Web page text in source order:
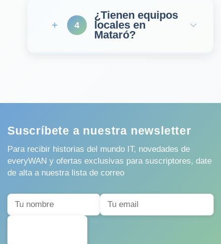
4
¿Tienen equipos
locales en
Mataró?
Suscríbete a nuestra newsletter
Para recibir historias del mundo IT, novedades de
everyWAN y ofertas exclusivas para suscriptores, date
de alta a nuestra lista de correo